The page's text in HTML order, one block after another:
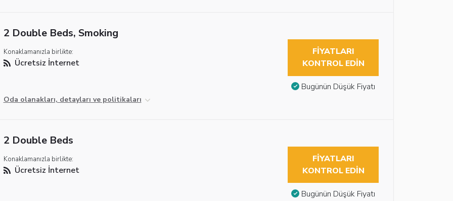
2 Double Beds, Smoking
Konaklamanızla birlikte:
Ücretsiz İnternet
Oda olanakları, detayları ve politikaları
FIYATLARI
KONTROL EDIN
Bugünün Düşük Fiyatı
2 Double Beds
Konaklamanızla birlikte:
Ücretsiz İnternet
FIYATLARI
KONTROL EDIN
Bugünün Düşük Fiyatı